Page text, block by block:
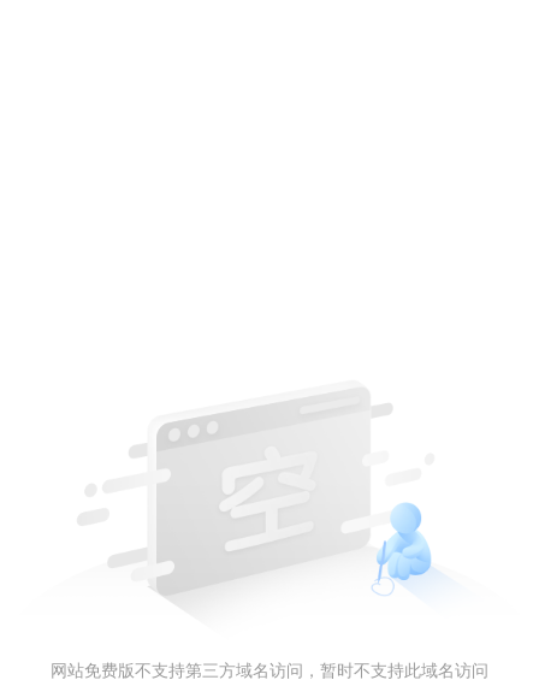
网站免费版不支持第三方域名访问，暂时不支持此域名访问